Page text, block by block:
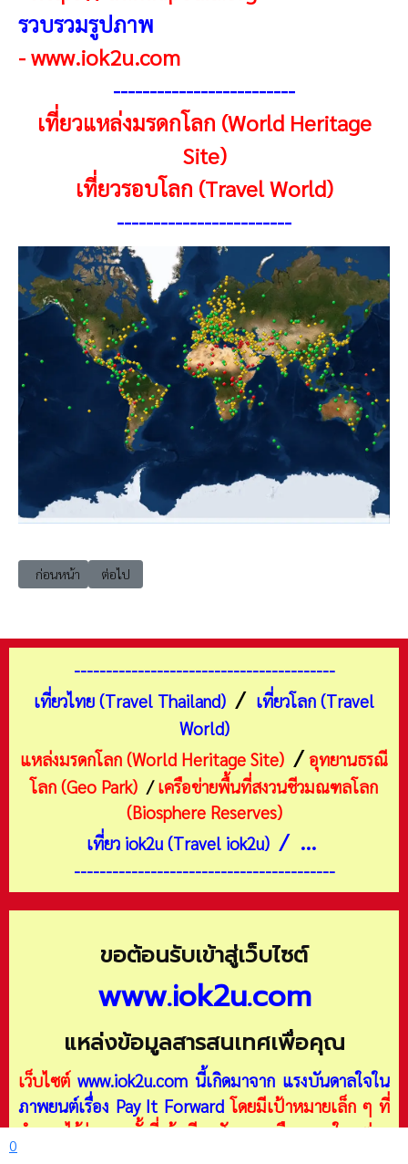
0
รวบรวมรูปภาพ
-www.iok2u.com
-------------------------
เที่ยวแหล่งมรดกโลก (World Heritage
Site)
เที่ยวรอบโลก (Travel World)
------------------------
เนื้อหาก่อนหน้า: uwh แหล่งมรดกโลก อเมริกาใต้ เอกวาดอร์ 1978 หมู่เกาะ
ก่อนหน้า เนื้อหาถัดไป: แหล่งมรดกโลก เอเชียตะวันออก เกาหลีใต้
ต่อไป
-----------------------------------------
เที่ยวไทย (Travel Thailand) / เที่ยวโลก (Travel
World)
แหล่งมรดกโลก (World Heritage Site) /อุทยานธรณี
โลก (Geo Park) /เครือข่ายพื้นที่สงวนชีวมณฑลโลก
(Biosphere Reserves)
เที่ยว iok2u (Travel iok2u) / ...
-----------------------------------------
ขอต้อนรับเข้าสู่เว็บไซต์
www.iok2u.com
แหล่งข้อมูลสารสนเทศเพื่อคุณ
เว็บไซต์ www.iok2u.com นี้เกิดมาจาก แรงบันดาลใจใน
ภาพยนต์เรื่อง Pay It Forward โดยมีเป้าหมายเล็ก ๆ ที่
กำหนดไว้ว่า ทุกครั้งที่เข้าเรียนสัมมนาหรืออบรมในแต่ละ